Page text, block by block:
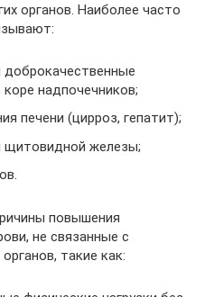
органов. Наиболее часто
доброкачественные
надпочечников;
печени (цирроз, гепатит);
щитовидной железы;
повышения
не связанные с
такие как: